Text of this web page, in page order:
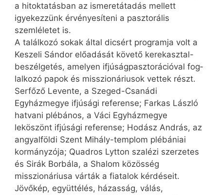
a hitoktatásban az ismeretátadás mellett
igyekezzünk érvényesíteni a pasztorális
szemléletet is.
A találkozó sokak által dicsért programja volt a
Keszeli Sándor előadását követő kerekasztal-
beszélgetés, amelyen ifjúságpasztorációval fog­
lal­kozó papok és misszionáriusok vettek részt.
Serfőző Levente, a Szeged-Csanádi
Egyházmegye ifjúsági referense; Farkas László
hatvani plébános, a Váci Egyházmegye
leköszönt ifjúsági referense; Hodász András, az
angyalföldi Szent Mihály-templom plébániai
kormányzója; Quadros Lytton szalézi szerzetes
és Sirák Borbála, a Shalom közösség
misszionáriusa várták a fiatalok kérdéseit.
Jövőkép, együttélés, házasság, válás,